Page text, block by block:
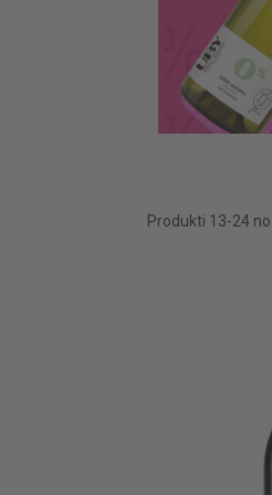
Produkti 13-24